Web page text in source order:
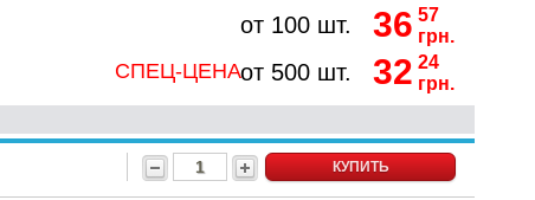
от 100 шт. 36 57
грн.
СПЕЦ-ЦЕНАот 500 шт. 32 24
грн.
КУПИТЬ